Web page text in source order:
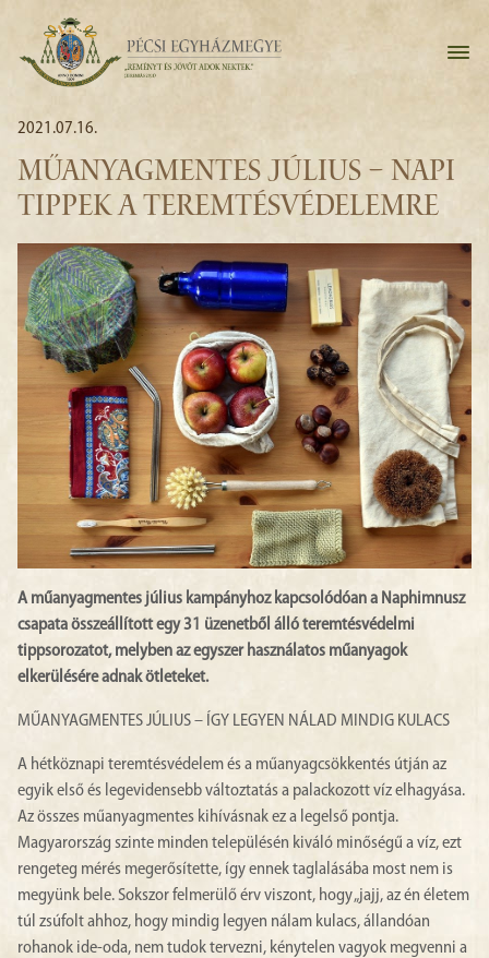
2021.07.16.
MŰANYAGMENTES JÚLIUS – NAPI
TIPPEK A TEREMTÉSVÉDELEMRE
A műanyagmentes július kampányhoz kapcsolódóan a Naphimnusz
csapata összeállított egy 31 üzenetből álló teremtésvédelmi
tippsorozatot, melyben az egyszer használatos műanyagok
elkerülésére adnak ötleteket.
MŰANYAGMENTES JÚLIUS – ÍGY LEGYEN NÁLAD MINDIG KULACS
A hétköznapi teremtésvédelem és a műanyagcsökkentés útján az
egyik első és legevidensebb változtatás a palackozott víz elhagyása.
Az összes műanyagmentes kihívásnak ez a legelső pontja.
Magyarország szinte minden településén kiváló minőségű a víz, ezt
rengeteg mérés megerősítette, így ennek taglalásába most nem is
megyünk bele. Sokszor felmerülő érv viszont, hogy „jajj, az én életem
túl zsúfolt ahhoz, hogy mindig legyen nálam kulacs, állandóan
rohanok ide-oda, nem tudok tervezni, kénytelen vagyok megvenni a